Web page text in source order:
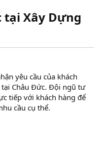
Xây Dựng
yêu cầu của khách
Châu Đức. Đội ngũ tư
tiếp với khách hàng để
cầu cụ thể.